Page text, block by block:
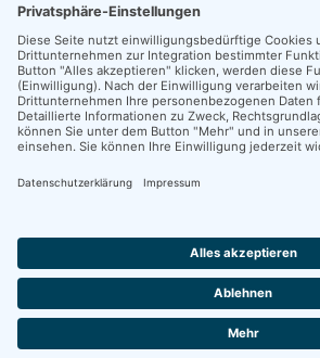
Ortssippenbücher-Online
Grabsteindatenbank
Tote Punkte
Online-Karte OSB/OFB
Traueranzeigen
CompGen Familienanzeigen
Fischteichweg 16, 26603 Aurich
mail@upstalsboom.org